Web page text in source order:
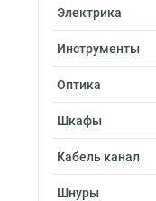
Электрика
Инструменты
Оптика
Шкафы
Кабель канал
Шнуры